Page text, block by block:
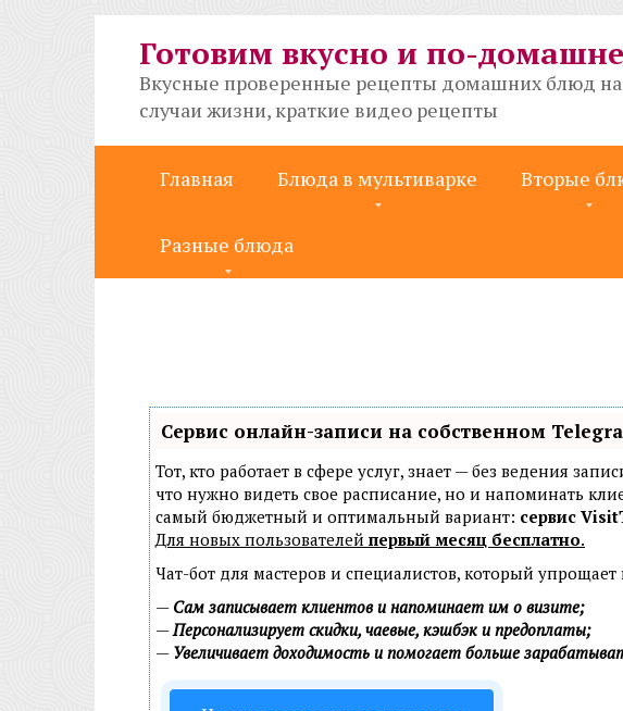
Готовим вкусно и по-
Вкусные проверенные рецепты домашних блюд на
случаи жизни, краткие видео рецепты
Главная Блюда в мультиварке Вторые
Разные блюда
Сервис онлайн-записи на собственном
Тот, кто работает в сфере услуг, знает — без ведения
что нужно видеть свое расписание, но и напоминать
самый бюджетный и оптимальный вариант: сервис
Для новых пользователей первый месяц бесплатно.
Чат-бот для мастеров и специалистов, который
— Сам записывает клиентов и напоминает им о визите;
—Персонализирует скидки, чаевые, кэшбэк и предоплаты;
— Увеличивает доходимость и помогает больше